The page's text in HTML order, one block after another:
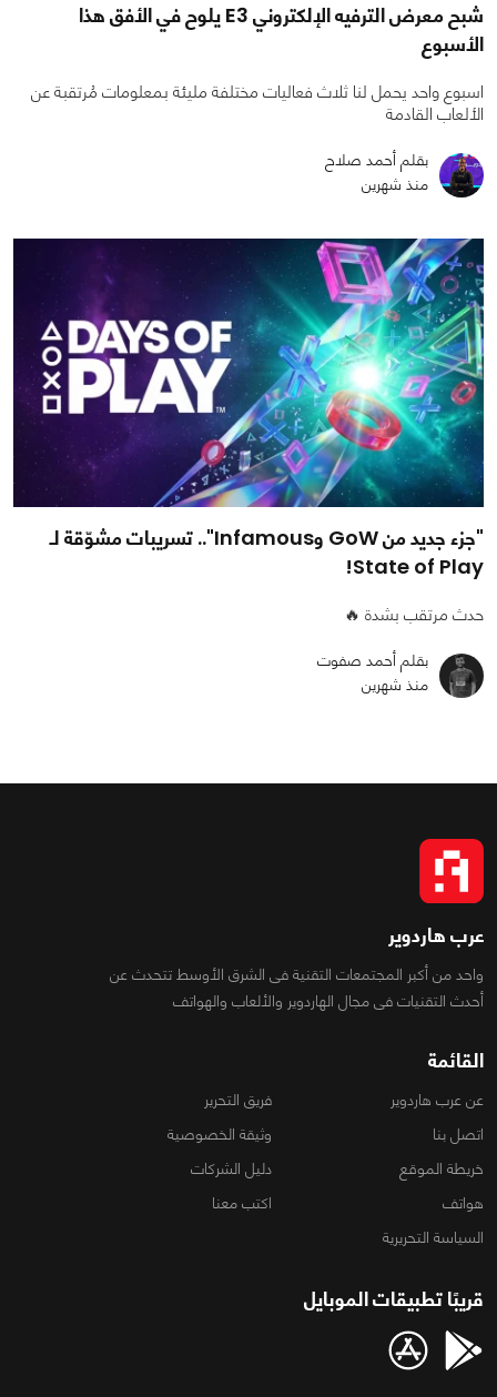
شبح معرض الترفيه الإلكتروني E3 يلوح في الأفق هذا
الأسبوع
اسبوع واحد يحمل لنا ثلاث فعاليات مختلفة مليئة بمعلومات مُرتقبة عن
الألعاب القادمة
بقلم أحمد صلاح
منذ شهرين
"جزء جديد من GoW وInfamous".. تسريبات مشوّقة لـ
State of Play!
حدث مرتقب بشدة 🔥
بقلم أحمد صفوت
منذ شهرين
عرب هاردوير
واحد من أكبر المجتمعات التقنية فى الشرق الأوسط تتحدث عن
أحدث التقنيات فى مجال الهاردوير والألعاب والهواتف
القائمة
عن عرب هاردوير
فريق التحرير
اتصل بنا
وثيقة الخصوصية
خريطة الموقع
دليل الشركات
هواتف
اكتب معنا
السياسة التحريرية
قريبًا تطبيقات الموبايل